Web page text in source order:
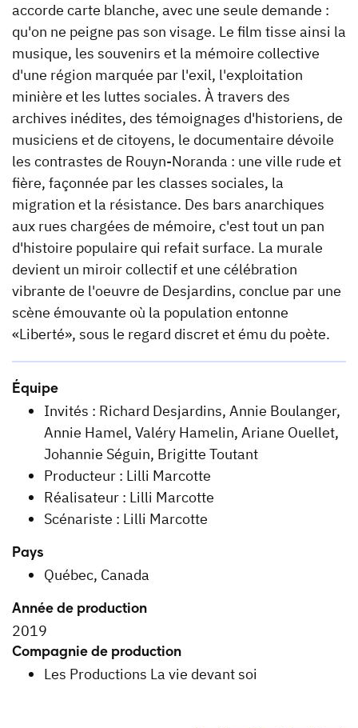
accorde carte blanche, avec une seule demande :
qu'on ne peigne pas son visage. Le film tisse ainsi la
musique, les souvenirs et la mémoire collective
d'une région marquée par l'exil, l'exploitation
minière et les luttes sociales. À travers des
archives inédites, des témoignages d'historiens, de
musiciens et de citoyens, le documentaire dévoile
les contrastes de Rouyn-Noranda : une ville rude et
fière, façonnée par les classes sociales, la
migration et la résistance. Des bars anarchiques
aux rues chargées de mémoire, c'est tout un pan
d'histoire populaire qui refait surface. La murale
devient un miroir collectif et une célébration
vibrante de l'oeuvre de Desjardins, conclue par une
scène émouvante où la population entonne
«Liberté», sous le regard discret et ému du poète.
Équipe
Invités : Richard Desjardins, Annie Boulanger,
Annie Hamel, Valéry Hamelin, Ariane Ouellet,
Johannie Séguin, Brigitte Toutant
Producteur : Lilli Marcotte
Réalisateur : Lilli Marcotte
Scénariste : Lilli Marcotte
Pays
Québec, Canada
Année de production
2019
Compagnie de production
Les Productions La vie devant soi